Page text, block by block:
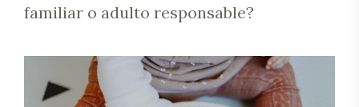
familiar o adulto responsable?